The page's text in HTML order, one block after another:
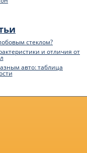
стеклом?
и отличия от
авто: таблица